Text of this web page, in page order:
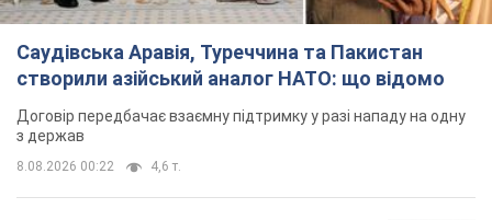
Саудівська Аравія, Туреччина та Пакистан
створили азійський аналог НАТО: що відомо
Договір передбачає взаємну підтримку у разі нападу на одну
з держав
8.08.2026 00:22 4,6 т.